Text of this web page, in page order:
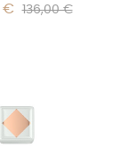
€ 136,00 €